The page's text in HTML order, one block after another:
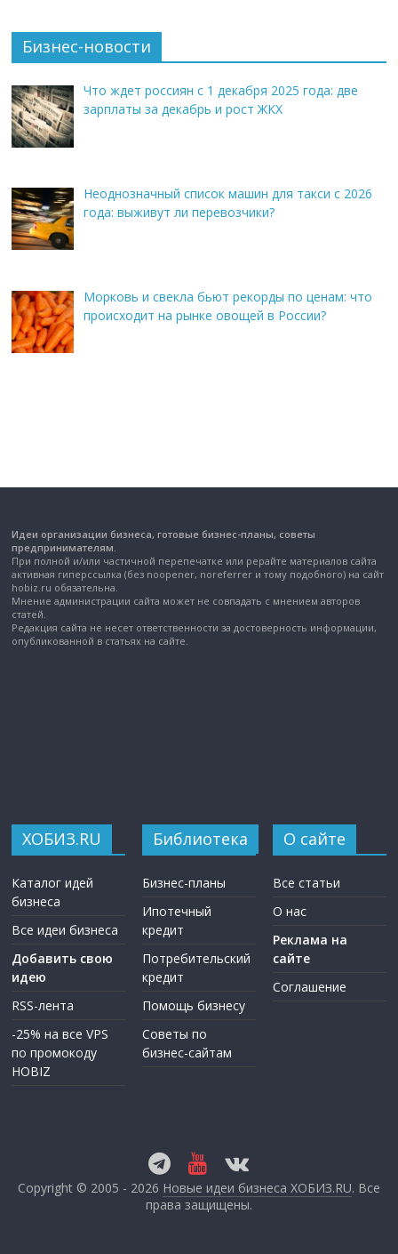
Бизнес-новости
Что ждет россиян с 1 декабря 2025 года: две
зарплаты за декабрь и рост ЖКХ
Неоднозначный список машин для такси с 2026
года: выживут ли перевозчики?
Морковь и свекла бьют рекорды по ценам: что
происходит на рынке овощей в России?
Идеи организации бизнеса, готовые бизнес-планы, советы
предпринимателям.
При полной и/или частичной перепечатке или рерайте материалов сайта
активная гиперссылка (без noopener, noreferrer и тому подобного) на сайт
hobiz.ru обязательна.
Мнение администрации сайта может не совпадать с мнением авторов
статей.
Редакция сайта не несет ответственности за достоверность информации,
опубликованной в статьях на сайте.
ХОБИЗ.RU
Каталог идей
бизнеса
Все идеи бизнеса
Добавить свою
идею
RSS-лента
-25% на все VPS
по промокоду
HOBIZ
Библиотека
Бизнес-планы
Ипотечный
кредит
Потребительский
кредит
Помощь бизнесу
Советы по
бизнес-сайтам
О сайте
Все статьи
О нас
Реклама на
сайте
Соглашение
Copyright © 2005 - 2026 Новые идеи бизнеса ХОБИЗ.RU. Все
права защищены.